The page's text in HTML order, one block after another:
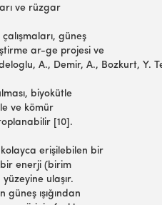
ve rüzgar
güneş
ar-ge projesi ve
A., Demir, A., Bozkurt, Y.
biyokütle
ve kömür
[10].
erişilebilen bir
bir enerji (birim
ulaşır.
ışığından